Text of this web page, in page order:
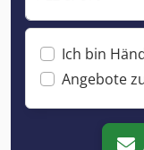
Ich bin
Angebote